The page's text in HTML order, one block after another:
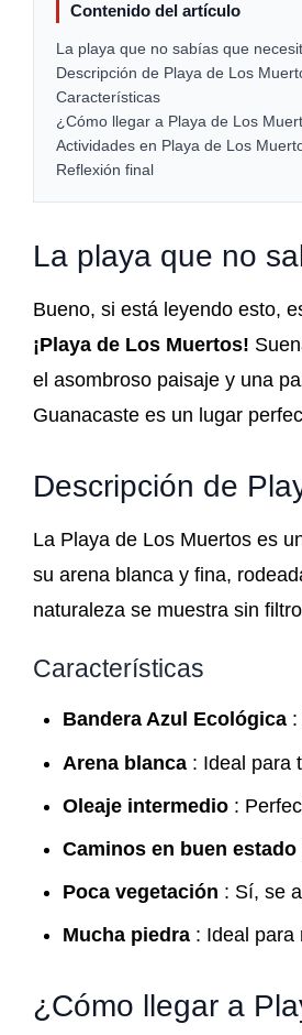
Contenido del artículo
La playa que no sabías que
Descripción de Playa de Los
Características
¿Cómo llegar a Playa de Los
Actividades en Playa de Los
Reflexión final
La playa que no
Bueno, si está leyendo esto,
¡Playa de Los Muertos!
el asombroso paisaje y una
Guanacaste es un lugar
Descripción de
La Playa de Los Muertos es
su arena blanca y fina,
naturaleza se muestra sin
Características
Bandera Azul Ecológica
Arena blanca : Ideal para
Oleaje intermedio :
Caminos en buen estado
Poca vegetación : Sí, se
Mucha piedra : Ideal para
¿Cómo llegar a